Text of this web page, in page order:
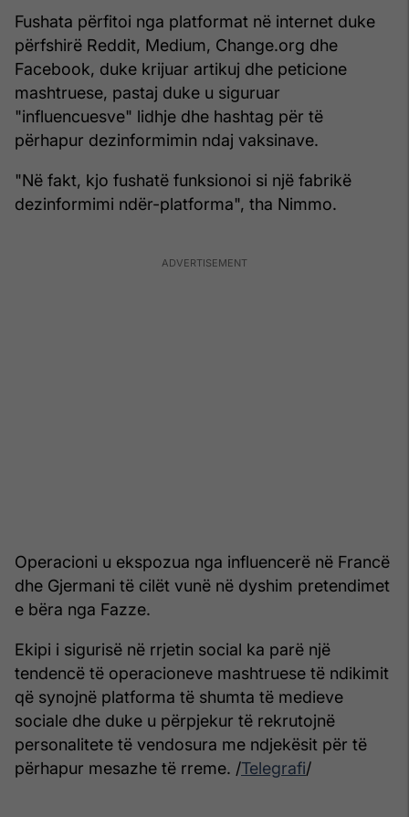
Fushata përfitoi nga platformat në internet duke
përfshirë Reddit, Medium, Change.org dhe
Facebook, duke krijuar artikuj dhe peticione
mashtruese, pastaj duke u siguruar
"influencuesve" lidhje dhe hashtag për të
përhapur dezinformimin ndaj vaksinave.
"Në fakt, kjo fushatë funksionoi si një fabrikë
dezinformimi ndër-platforma", tha Nimmo.
Operacioni u ekspozua nga influencerë në Francë
dhe Gjermani të cilët vunë në dyshim pretendimet
e bëra nga Fazze.
Ekipi i sigurisë në rrjetin social ka parë një
tendencë të operacioneve mashtruese të ndikimit
që synojnë platforma të shumta të medieve
sociale dhe duke u përpjekur të rekrutojnë
personalitete të vendosura me ndjekësit për të
përhapur mesazhe të rreme. /Telegrafi/